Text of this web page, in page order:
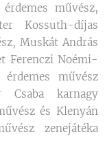
művész,
Kossuth-díjas
Muskát András
Ferenczi Noémi-
művész
Csaba karnagy
és Klenyán
zenejátéka